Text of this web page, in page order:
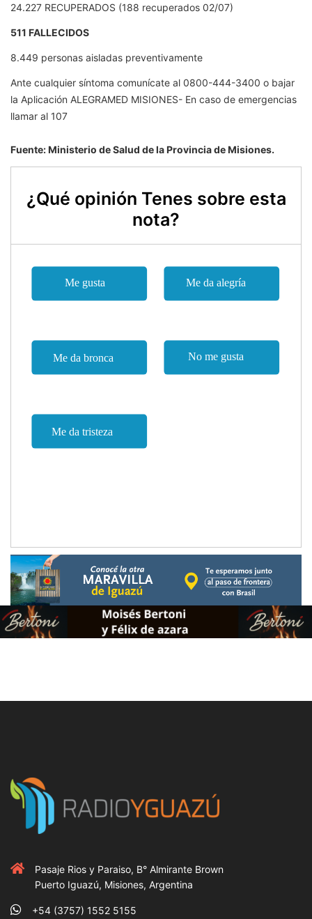
24.227 RECUPERADOS (188 recuperados 02/07)
511 FALLECIDOS
8.449 personas aisladas preventivamente
Ante cualquier síntoma comunícate al 0800-444-3400 o bajar
la Aplicación ALEGRAMED MISIONES- En caso de emergencias
llamar al 107
Fuente: Ministerio de Salud de la Provincia de Misiones.
¿Qué opinión Tenes sobre esta
nota?
Pasaje Rios y Paraiso, B° Almirante Brown
Puerto Iguazú, Misiones, Argentina
+54 (3757) 1552 5155